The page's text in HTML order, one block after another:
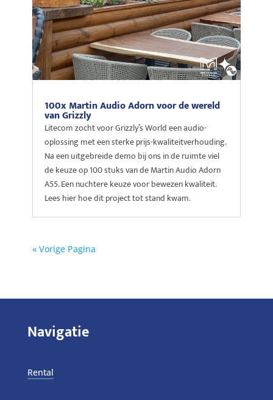
100x Martin Audio Adorn voor de wereld
van Grizzly
Litecom zocht voor Grizzly’s World een audio-
oplossing met een sterke prijs-kwaliteitverhouding.
Na een uitgebreide demo bij ons in de ruimte viel
de keuze op 100 stuks van de Martin Audio Adorn
A55. Een nuchtere keuze voor bewezen kwaliteit.
Lees hier hoe dit project tot stand kwam.
« Vorige Pagina
Navigatie
Rental